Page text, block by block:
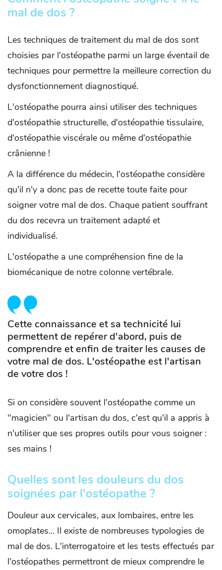
mal de dos ?
Les techniques de traitement du mal de dos sont
choisies par l'ostéopathe parmi un large éventail de
techniques pour permettre la meilleure correction du
dysfonctionnement diagnostiqué.
L'ostéopathe pourra ainsi utiliser des techniques
d'ostéopathie structurelle, d'ostéopathie tissulaire,
d'ostéopathie viscérale ou même d'ostéopathie
crânienne !
A la différence du médecin, l'ostéopathe considère
qu'il n'y a donc pas de recette toute faite pour
soigner votre mal de dos. Chaque patient souffrant
du dos recevra un traitement adapté et
individualisé.
L'ostéopathe a une compréhension fine de la
biomécanique de notre colonne vertébrale.
Cette connaissance et sa technicité lui
permettent de repérer d'abord, puis de
comprendre et enfin de traiter les causes de
votre mal de dos. L'ostéopathe est l'artisan
de votre dos !
Si on considère souvent l'ostéopathe comme un
"magicien" ou l'artisan du dos, c'est qu'il a appris à
n'utiliser que ses propres outils pour vous soigner :
ses mains !
Quelles sont les douleurs du dos
soignées par l'ostéopathe ?
Douleur aux cervicales, aux lombaires, entre les
omoplates... Il existe de nombreuses typologies de
mal de dos. L'interrogatoire et les tests effectués par
l'ostéopathes permettront de mieux comprendre le